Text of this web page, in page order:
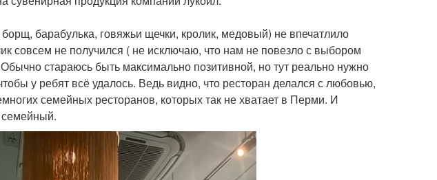
барабулька, говяжьи щечки, кролик, медовый) не впечатлило
совсем не получился ( не исключаю, что нам не повезло с выбором
стараюсь быть максимально позитивной, но тут реально нужно
у ребят всё удалось. Ведь видно, что ресторан делался с любовью,
семейных ресторанов, которых так не хватает в Перми. И
семейный.